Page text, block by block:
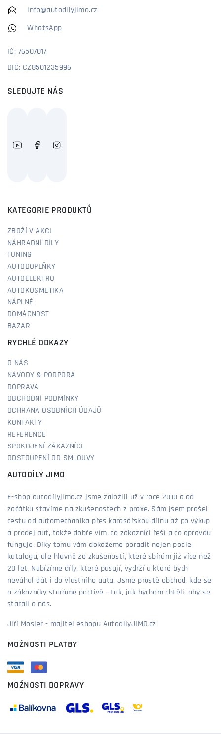
info@autodilyjimo.cz
WhatsApp
IČ: 76507017
DIČ: CZ8501235996
SLEDUJTE NÁS
KATEGORIE PRODUKTŮ
ZBOŽÍ V AKCI
NÁHRADNÍ DÍLY
TUNING
AUTODOPLŇKY
AUTOELEKTRO
AUTOKOSMETIKA
NÁPLNĚ
DOMÁCNOST
BAZAR
RYCHLÉ ODKAZY
O NÁS
NÁVODY & PODPORA
DOPRAVA
OBCHODNÍ PODMÍNKY
OCHRANA OSOBNÍCH ÚDAJŮ
KONTAKTY
REFERENCE
SPOKOJENÍ ZÁKAZNÍCI
ODSTOUPENÍ OD SMLOUVY
AUTODÍLY JIMO
E-shop autodílyjimo.cz jsme založili už v roce 2010 a od
začátku stavíme na zkušenostech z praxe. Sám jsem prošel
cestu od automechanika přes karosářskou dílnu až po výkup
a prodej aut, takže dobře vím, co zákazníci řeší a co opravdu
funguje. Díky tomu vám dokážeme poradit nejen podle
katalogu, ale hlavně ze zkušeností, které sbírám již více než
20 let. Nabízíme díly, které pasují, vydrží a které bych
neváhal dát i do vlastního auta. Jsme prostě obchod, kde se
o zákazníky staráme poctivě – tak, jak bychom chtěli, aby se
starali o nás.
Jiří Mosler - majitel eshopu AutodilyJIMO.cz
MOŽNOSTI PLATBY
MOŽNOSTI DOPRAVY